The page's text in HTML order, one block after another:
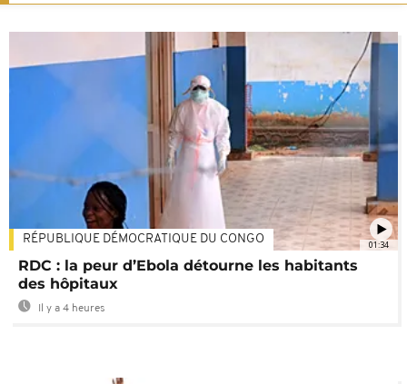
01:34
RÉPUBLIQUE DÉMOCRATIQUE DU CONGO
RDC : la peur d’Ebola détourne les habitants
des hôpitaux
Il y a 4 heures